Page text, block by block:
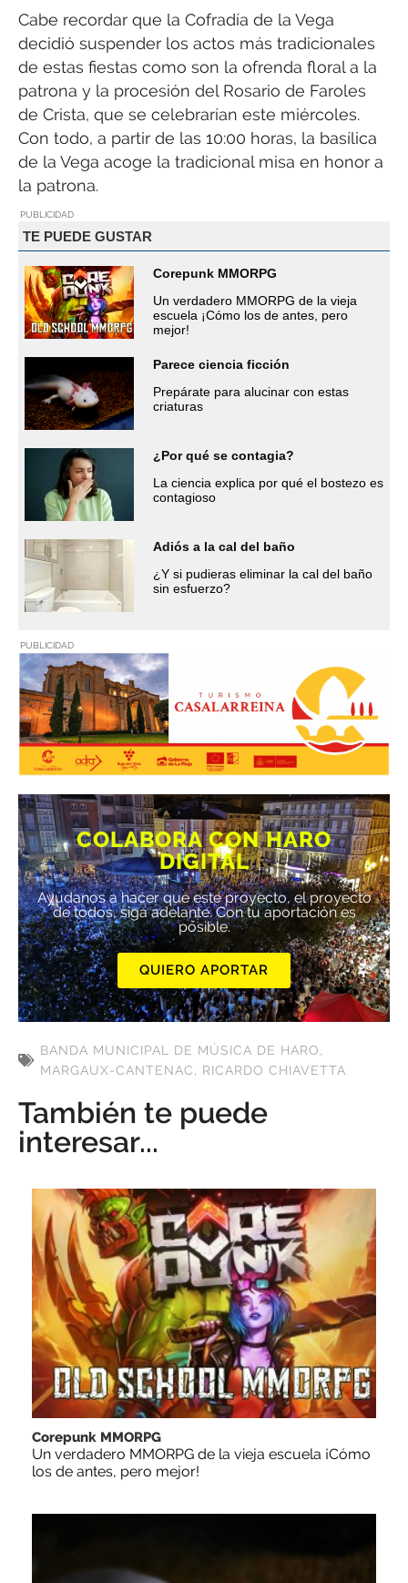
Cabe recordar que la Cofradía de la Vega
decidió suspender los actos más tradicionales
de estas fiestas como son la ofrenda floral a la
patrona y la procesión del Rosario de Faroles
de Crista, que se celebrarían este miércoles.
Con todo, a partir de las 10:00 horas, la basílica
de la Vega acoge la tradicional misa en honor a
la patrona.
PUBLICIDAD
TE PUEDE GUSTAR
Corepunk MMORPG
Un verdadero MMORPG de la vieja
escuela ¡Cómo los de antes, pero
mejor!
Parece ciencia ficción
Prepárate para alucinar con estas
criaturas
¿Por qué se contagia?
La ciencia explica por qué el bostezo es
contagioso
Adiós a la cal del baño
¿Y si pudieras eliminar la cal del baño
sin esfuerzo?
PUBLICIDAD
COLABORA CON HARO
DIGITAL
Ayúdanos a hacer que este proyecto, el proyecto
de todos, siga adelante. Con tu aportación es
posible.
QUIERO APORTAR
BANDA MUNICIPAL DE MÚSICA DE HARO,
MARGAUX-CANTENAC, RICARDO CHIAVETTA
También te puede
interesar...
Corepunk MMORPG
Un verdadero MMORPG de la vieja escuela ¡Cómo
los de antes, pero mejor!